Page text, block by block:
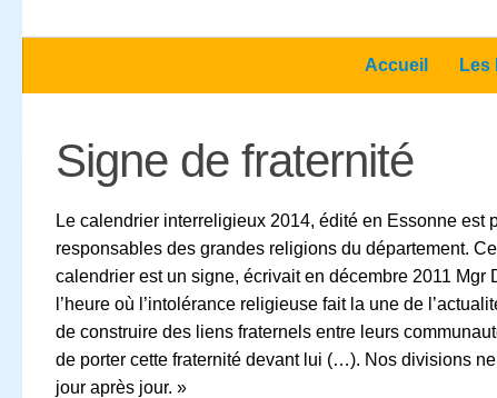
Accueil Les
Signe de fraternité
Le calendrier interreligieux 2014, édité en Essonne est
responsables des grandes religions du département.
calendrier est un signe, écrivait en décembre 2011
l’heure où l’intolérance religieuse fait la une de
de construire des liens fraternels entre leurs
de porter cette fraternité devant lui (…). Nos divisions
jour après jour. »